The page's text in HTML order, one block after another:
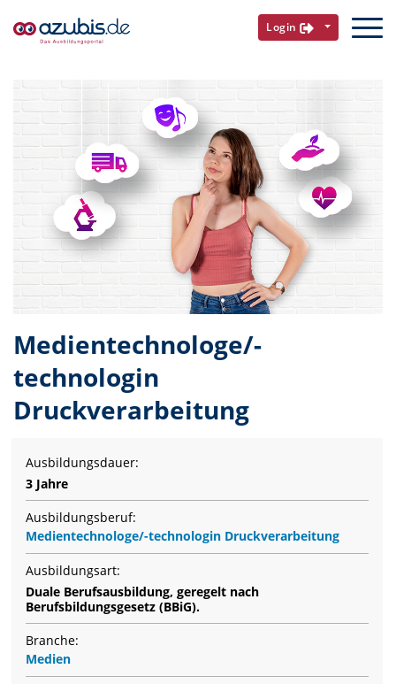
Login
Medientechnologe/-
technologin
Druckverarbeitung
Ausbildungsdauer:
3 Jahre
Ausbildungsberuf:
Medientechnologe/-technologin Druckverarbeitung
Ausbildungsart:
Duale Berufsausbildung, geregelt nach
Berufsbildungsgesetz (BBiG).
Branche:
Medien